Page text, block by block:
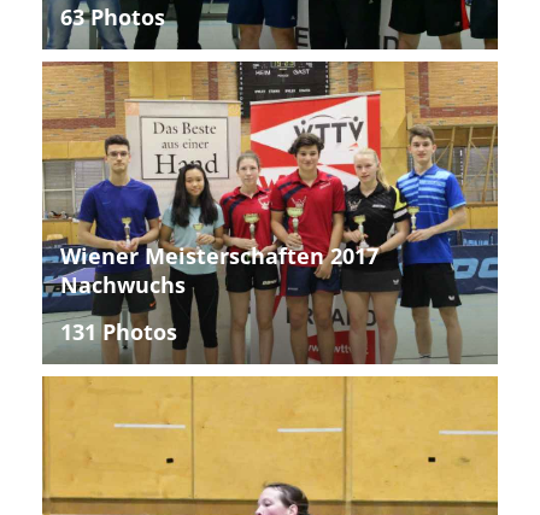
63 Photos
Wiener Meisterschaften 2017
Nachwuchs
131 Photos